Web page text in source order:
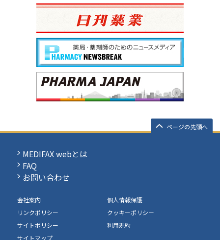
ページの先頭へ
MEDIFAX webとは
FAQ
お問い合わせ
会社案内
個人情報保護
リンクポリシー
クッキーポリシー
サイトポリシー
利用規約
サイトマップ